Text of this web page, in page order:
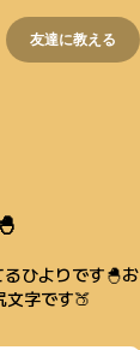
友達に教える
ひよりです🐣お
文字です🍑